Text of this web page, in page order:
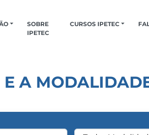
SOBRE
IPETEC
CURSOS IPETEC
E A